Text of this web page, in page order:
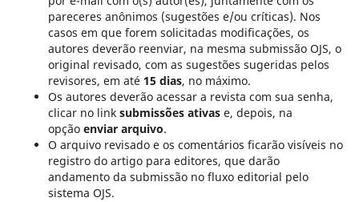
pareceres anônimos (sugestões e/ou críticas). Nos
casos em que forem solicitadas modificações, os
autores deverão reenviar, na mesma submissão OJS, o
original revisado, com as sugestões sugeridas pelos
revisores, em até 15 dias, no máximo.
Os autores deverão acessar a revista com sua senha,
clicar no link submissões ativase, depois, na
opção enviar arquivo.
O arquivo revisado e os comentários ficarão visíveis no
registro do artigo para editores, que darão
andamento da submissão no fluxo editorial pelo
sistema OJS.